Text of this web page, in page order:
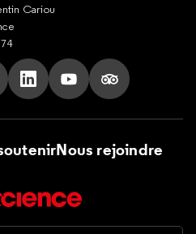
Cariou
Facebook
sur Tik Tok
nous sur X
Suivez nous sur LinkedIn
Suivez nous sur
Suivez nous
Nous rejoindre